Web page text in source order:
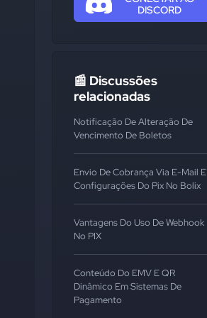
DISCORD
📰 Discussões
relacionadas
Notificação De Alteração De
Vencimento De Boletos
Envio De Cobrança Via E-Mail E
Configurações Do Pix No Bolix
Vantagens Do Uso De Webhook
No PIX
Conteúdo Do EMV E QR
Dinâmico Em Sistemas De
Pagamento